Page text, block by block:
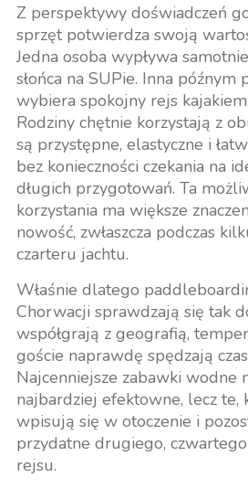
Z perspektywy doświadczeń
sprzęt potwierdza swoją
Jedna osoba wypływa
słońca na SUPie. Inna późnym
wybiera spokojny rejs kajakiem
Rodziny chętnie korzystają z
są przystępne, elastyczne i
bez konieczności czekania na
długich przygotowań. Ta
korzystania ma większe
nowość, zwłaszcza podczas
czarteru jachtu.
Właśnie dlatego
Chorwacji sprawdzają się tak
współgrają z geografią,
goście naprawdę spędzają
Najcenniejsze zabawki wodne
najbardziej efektowne, lecz te,
wpisują się w otoczenie i
przydatne drugiego,
rejsu.